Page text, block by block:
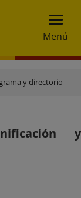
Menú
y directorio
y